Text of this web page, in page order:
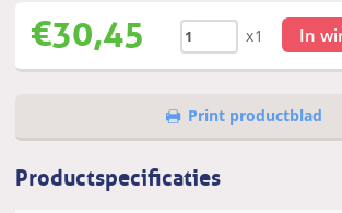
€30,45 x1 In
Print productblad
Productspecificaties